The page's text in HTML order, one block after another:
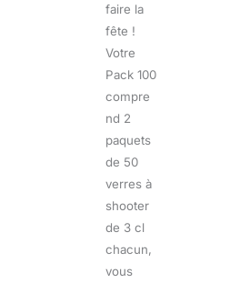
faire la
fête !
Votre
Pack 100
compre
nd 2
paquets
de 50
verres à
shooter
de 3 cl
chacun,
vous